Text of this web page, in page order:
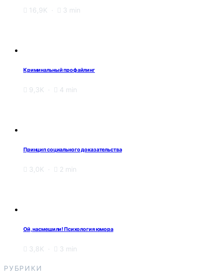
16,9K 3 min
Криминальный профайлинг
9,3K 4 min
Принцип социального доказательства
3,0K 2 min
Ой, насмешили! Психология юмора
3,8K 3 min
РУБРИКИ